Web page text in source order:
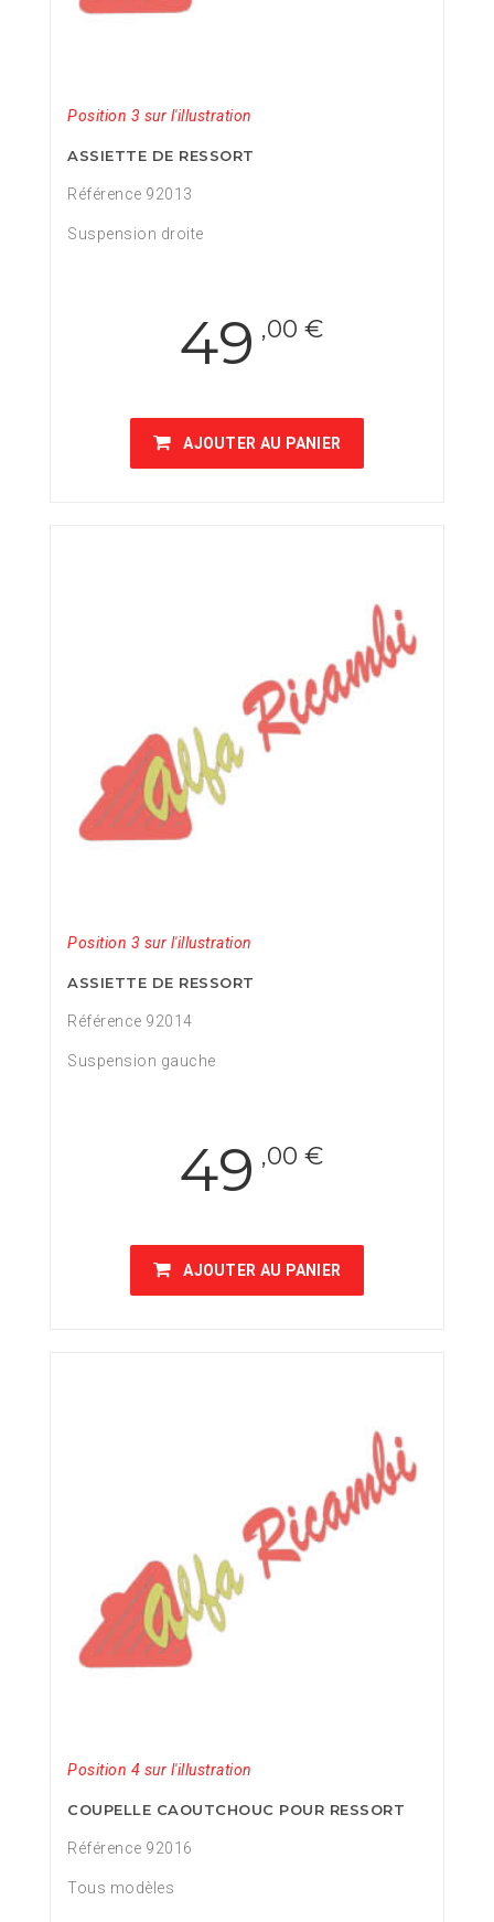
Position 3 sur l'illustration
ASSIETTE DE RESSORT
Référence 92013
Suspension droite
49 ,00 €
AJOUTER AU PANIER
Position 3 sur l'illustration
ASSIETTE DE RESSORT
Référence 92014
Suspension gauche
49 ,00 €
AJOUTER AU PANIER
Position 4 sur l'illustration
COUPELLE CAOUTCHOUC POUR RESSORT
Référence 92016
Tous modèles